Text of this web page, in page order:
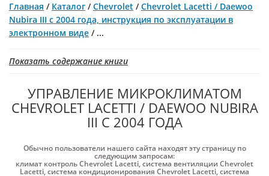
Главная / Каталог /Chevrolet /Chevrolet Lacetti / Daewoo
Nubira III с 2004 года, инструкция по эксплуатации в
электронном виде / ...
Показать содержание книги
УПРАВЛЕНИЕ МИКРОКЛИМАТОМ
CHEVROLET LACETTI / DAEWOO NUBIRA
III С 2004 ГОДА
Обычно пользователи нашего сайта находят эту страницу по
следующим запросам:
климат контроль Chevrolet Lacetti,система вентиляции Chevrolet
Lacetti,система кондиционирования Chevrolet Lacetti,система